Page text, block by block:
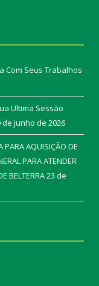
Com Seus Trabalhos
Ultima Sessão
de junho de 2026
PARA AQUISIÇÃO DE
PARA ATENDER
BELTERRA23 de